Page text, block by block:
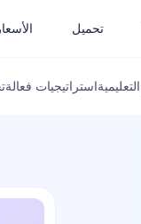
تحميل الأسعار
استراتيجيات فعالة